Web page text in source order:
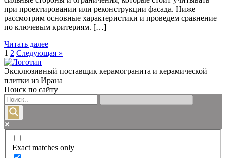
при проектировании или реконструкции фасада. Ниже
рассмотрим основные характеристики и проведем сравнение
по ключевым критериям. […]
Читать далее
1 2 Следующая »
Эксклюзивный поставщик керамогранита и керамической
плитки из Ирана
Поиск по сайту
Exact matches only